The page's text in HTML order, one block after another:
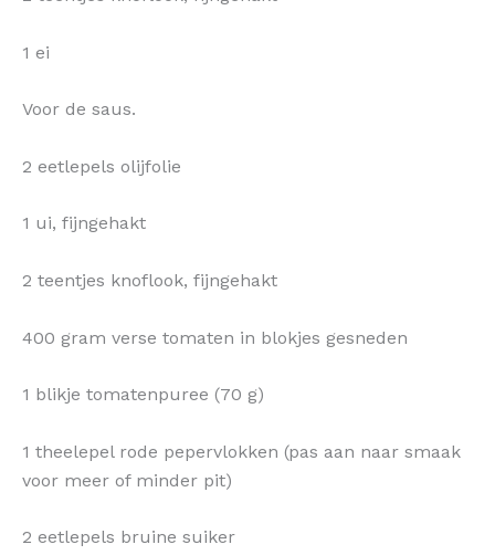
1 ei
Voor de saus.
2 eetlepels olijfolie
1 ui, fijngehakt
2 teentjes knoflook, fijngehakt
400 gram verse tomaten in blokjes gesneden
1 blikje tomatenpuree (70 g)
1 theelepel rode pepervlokken (pas aan naar smaak
voor meer of minder pit)
2 eetlepels bruine suiker